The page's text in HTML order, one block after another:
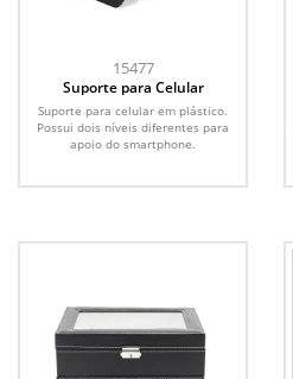
15477
Suporte para Celular
Suporte para celular em plástico.
Possui dois níveis diferentes para
apoio do smartphone.